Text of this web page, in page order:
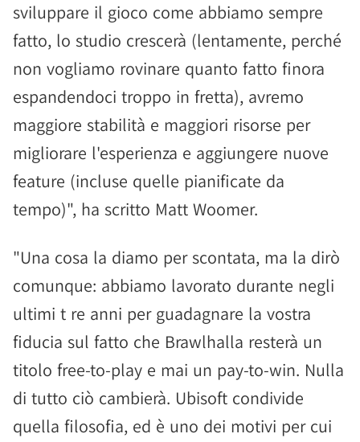
sviluppare il gioco come abbiamo sempre
fatto, lo studio crescerà (lentamente, perché
non vogliamo rovinare quanto fatto finora
espandendoci troppo in fretta), avremo
maggiore stabilità e maggiori risorse per
migliorare l'esperienza e aggiungere nuove
feature (incluse quelle pianificate da
tempo)", ha scritto Matt Woomer.
"Una cosa la diamo per scontata, ma la dirò
comunque: abbiamo lavorato durante negli
ultimi t re anni per guadagnare la vostra
fiducia sul fatto che Brawlhalla resterà un
titolo free-to-play e mai un pay-to-win. Nulla
di tutto ciò cambierà. Ubisoft condivide
quella filosofia, ed è uno dei motivi per cui